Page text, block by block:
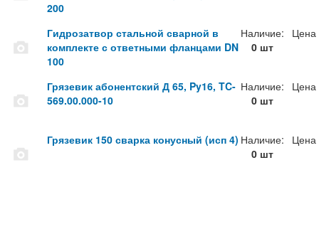
200
Гидрозатвор стальной сварной в
комплекте с ответными фланцами DN
100
Наличие:
0 шт
Цена
Грязевик абонентский Д 65, Py16, TC-
569.00.000-10
Наличие:
0 шт
Цена
Грязевик 150 сварка конусный (исп 4) Наличие:
0 шт
Цена